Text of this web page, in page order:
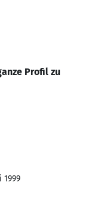
Profil zu
1999